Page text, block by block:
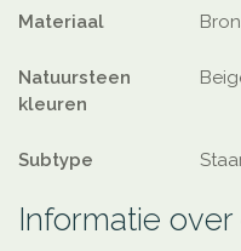
Materiaal
Natuursteen
kleuren
Subtype
Informatie